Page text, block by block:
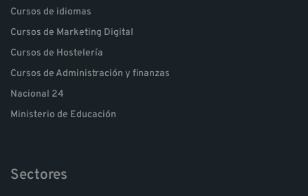
Cursos de idiomas
Cursos de Marketing Digital
Cursos de Hostelería
Cursos de Administración y finanzas
Nacional 24
Ministerio de Educación
Sectores